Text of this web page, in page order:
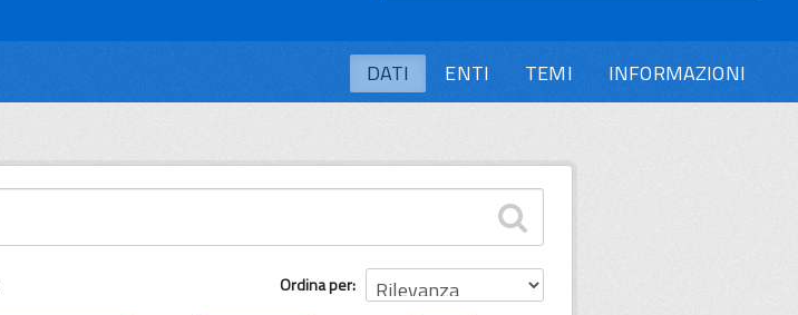
DATI ENTI TEMI INFORMAZIONI
Ordina per